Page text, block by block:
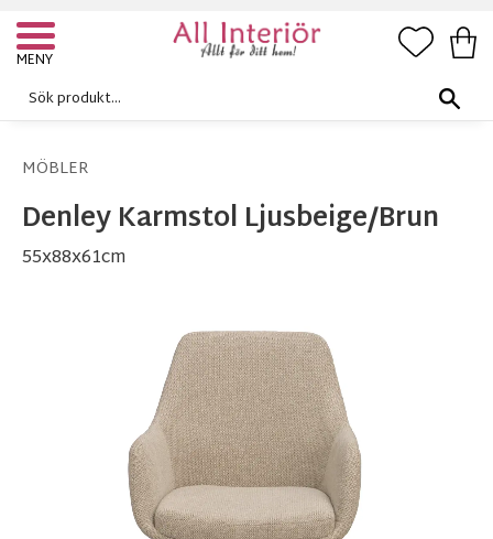
Meny
MÖBLER
Denley Karmstol Ljusbeige/Brun
55x88x61cm